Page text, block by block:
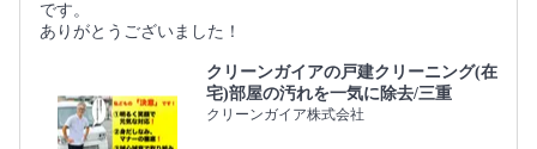
です。
ありがとうございました！
クリーンガイアの戸建クリーニング(在
宅)部屋の汚れを一気に除去/三重
クリーンガイア株式会社